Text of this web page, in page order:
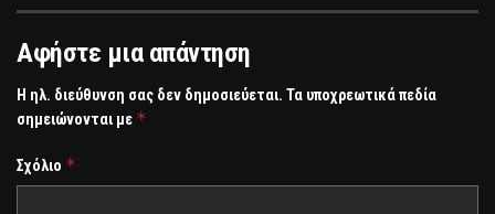
Αφήστε μια απάντηση
Η ηλ. διεύθυνση σας δεν δημοσιεύεται. Τα υποχρεωτικά πεδία
σημειώνονται με *
Σχόλιο *